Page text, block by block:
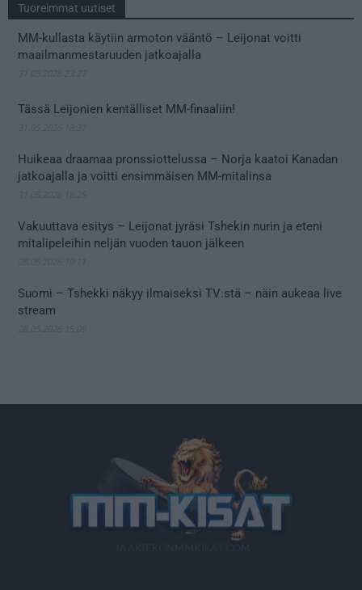
Tuoreimmat uutiset
MM-kullasta käytiin armoton vääntö – Leijonat voitti
maailmanmestaruuden jatkoajalla
Tässä Leijonien kentälliset MM-finaaliin!
Huikeaa draamaa pronssiottelussa – Norja kaatoi Kanadan
jatkoajalla ja voitti ensimmäisen MM-mitalinsa
Vakuuttava esitys – Leijonat jyräsi Tshekin nurin ja eteni
mitalipeleihin neljän vuoden tauon jälkeen
Suomi – Tshekki näkyy ilmaiseksi TV:stä – näin aukeaa live
stream